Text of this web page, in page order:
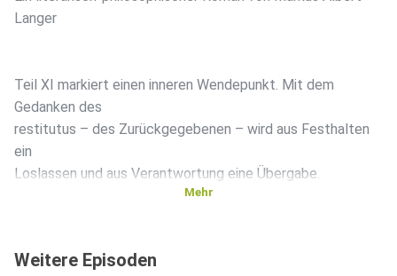
Langer
Teil XI markiert einen inneren Wendepunkt. Mit dem
Gedanken des
restitutus – des Zurückgegebenen – wird aus Festhalten
ein
Loslassen und aus Verantwortung eine Übergabe.
eines Endes:
Mehr
Weitere Episoden